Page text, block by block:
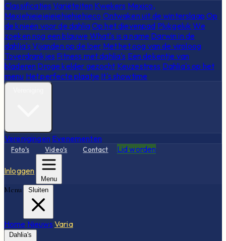
Classificaties Variëteiten Kwekers Mexico,
Mexiehieieieieiehiehiehieco Ontwaken uit de winterslaap Op
de knieën voor de dahliaOp het dievenpad Plukgeluk We
zoeken nog een blauwe What's is a name Darwin in de
dahlia's Vijanden op de loer Met het oog van de viroloog
Toverdrankjes Fitness met dahlia's Een dekentje van
bladeren Droge kelder gezocht Keuzestress Dahlia's op het
menu Het perfecte plaatje It's showtime
Verenigingen Evenementen
Foto's Video's Contact Lid worden
Inloggen
Menu
Menu Sluiten
Home Nieuws Varia
Dahlia's